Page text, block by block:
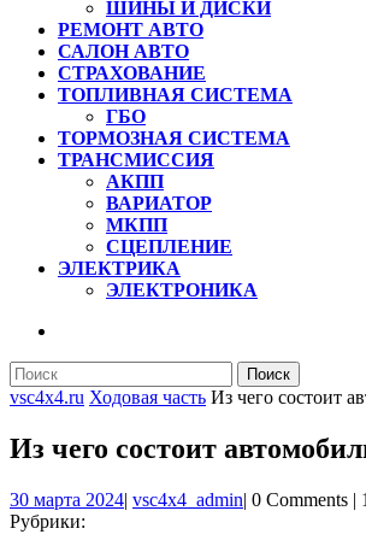
ШИНЫ И ДИСКИ
РЕМОНТ АВТО
САЛОН АВТО
СТРАХОВАНИЕ
ТОПЛИВНАЯ СИСТЕМА
ГБО
ТОРМОЗНАЯ СИСТЕМА
ТРАНСМИССИЯ
АКПП
ВАРИАТОР
МКПП
СЦЕПЛЕНИЕ
ЭЛЕКТРИКА
ЭЛЕКТРОНИКА
КНОПКА
Найти:
vsc4x4.ru Ходовая часть Из чего состоит
Из чего состоит
30 марта 202430
| vsc4x4_adminvsc4x4_admin
| 0 Comments |
Рубрики: